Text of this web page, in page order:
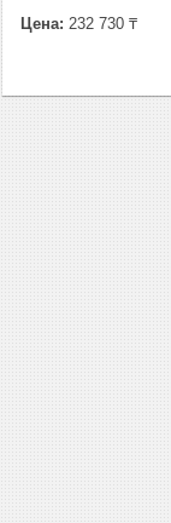
Цена: 232 730 ₸